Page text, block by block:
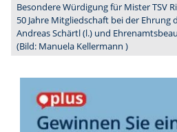
Besondere Würdigung für Mister TSV
50 Jahre Mitgliedschaft bei der Ehrung
Andreas Schärtl (l.) und
(Bild: Manuela Kellermann )